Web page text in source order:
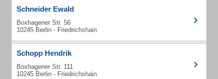
Schneider Ewald
Boxhagener Str. 56
10245 Berlin - Friedrichshain
Schopp Hendrik
Boxhagener Str. 111
10245 Berlin - Friedrichshain